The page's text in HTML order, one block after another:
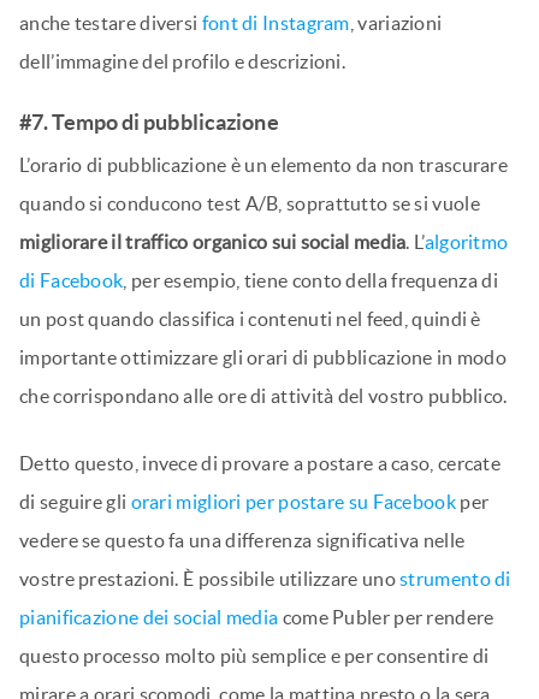
anche testare diversi font di Instagram , variazioni
dell’immagine del profilo e descrizioni.
#7. Tempo di pubblicazione
L’orario di pubblicazione è un elemento da non trascurare
quando si conducono test A/B, soprattutto se si vuole
migliorare il traffico organico sui social media. L’algoritmo
di Facebook , per esempio, tiene conto della frequenza di
un post quando classifica i contenuti nel feed, quindi è
importante ottimizzare gli orari di pubblicazione in modo
che corrispondano alle ore di attività del vostro pubblico.
Detto questo, invece di provare a postare a caso, cercate
di seguire gli orari migliori per postare su Facebookper
vedere se questo fa una differenza significativa nelle
vostre prestazioni. È possibile utilizzare unostrumento di
pianificazione dei social media come Publer per rendere
questo processo molto più semplice e per consentire di
mirare a orari scomodi, come la mattina presto o la sera